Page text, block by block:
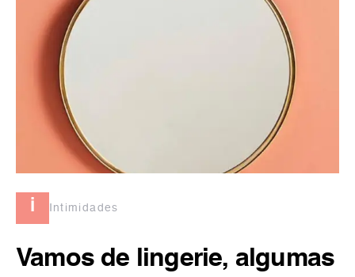
i Intimidades
Vamos de lingerie, algumas